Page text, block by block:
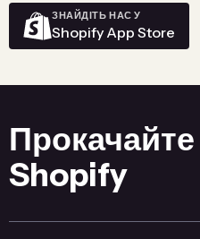
ЗНАЙДІТЬ НАС У
Shopify App Store
Прокачайте
Shopify